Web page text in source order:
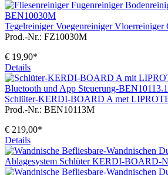
Tegelreiniger Voegenreiniger
Prod.-Nr.: FZ10030M
€ 19,90*
Details
Schlüter-KERDI-BOARD A met
Prod.-Nr.: BEN10113M
€ 219,00*
Details